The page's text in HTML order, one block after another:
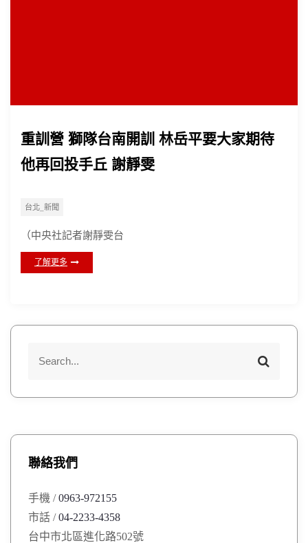
重訓營 獅隊台南開訓 林岳平要大家期待
他再回投手丘 謝靜雯
台北_新聞
（中央社記者謝靜雯台
了解更多
f
:
S
r
聯絡我們
手機 /0963-972155
市話 /04-2233-4358
台中市北區進化路502號